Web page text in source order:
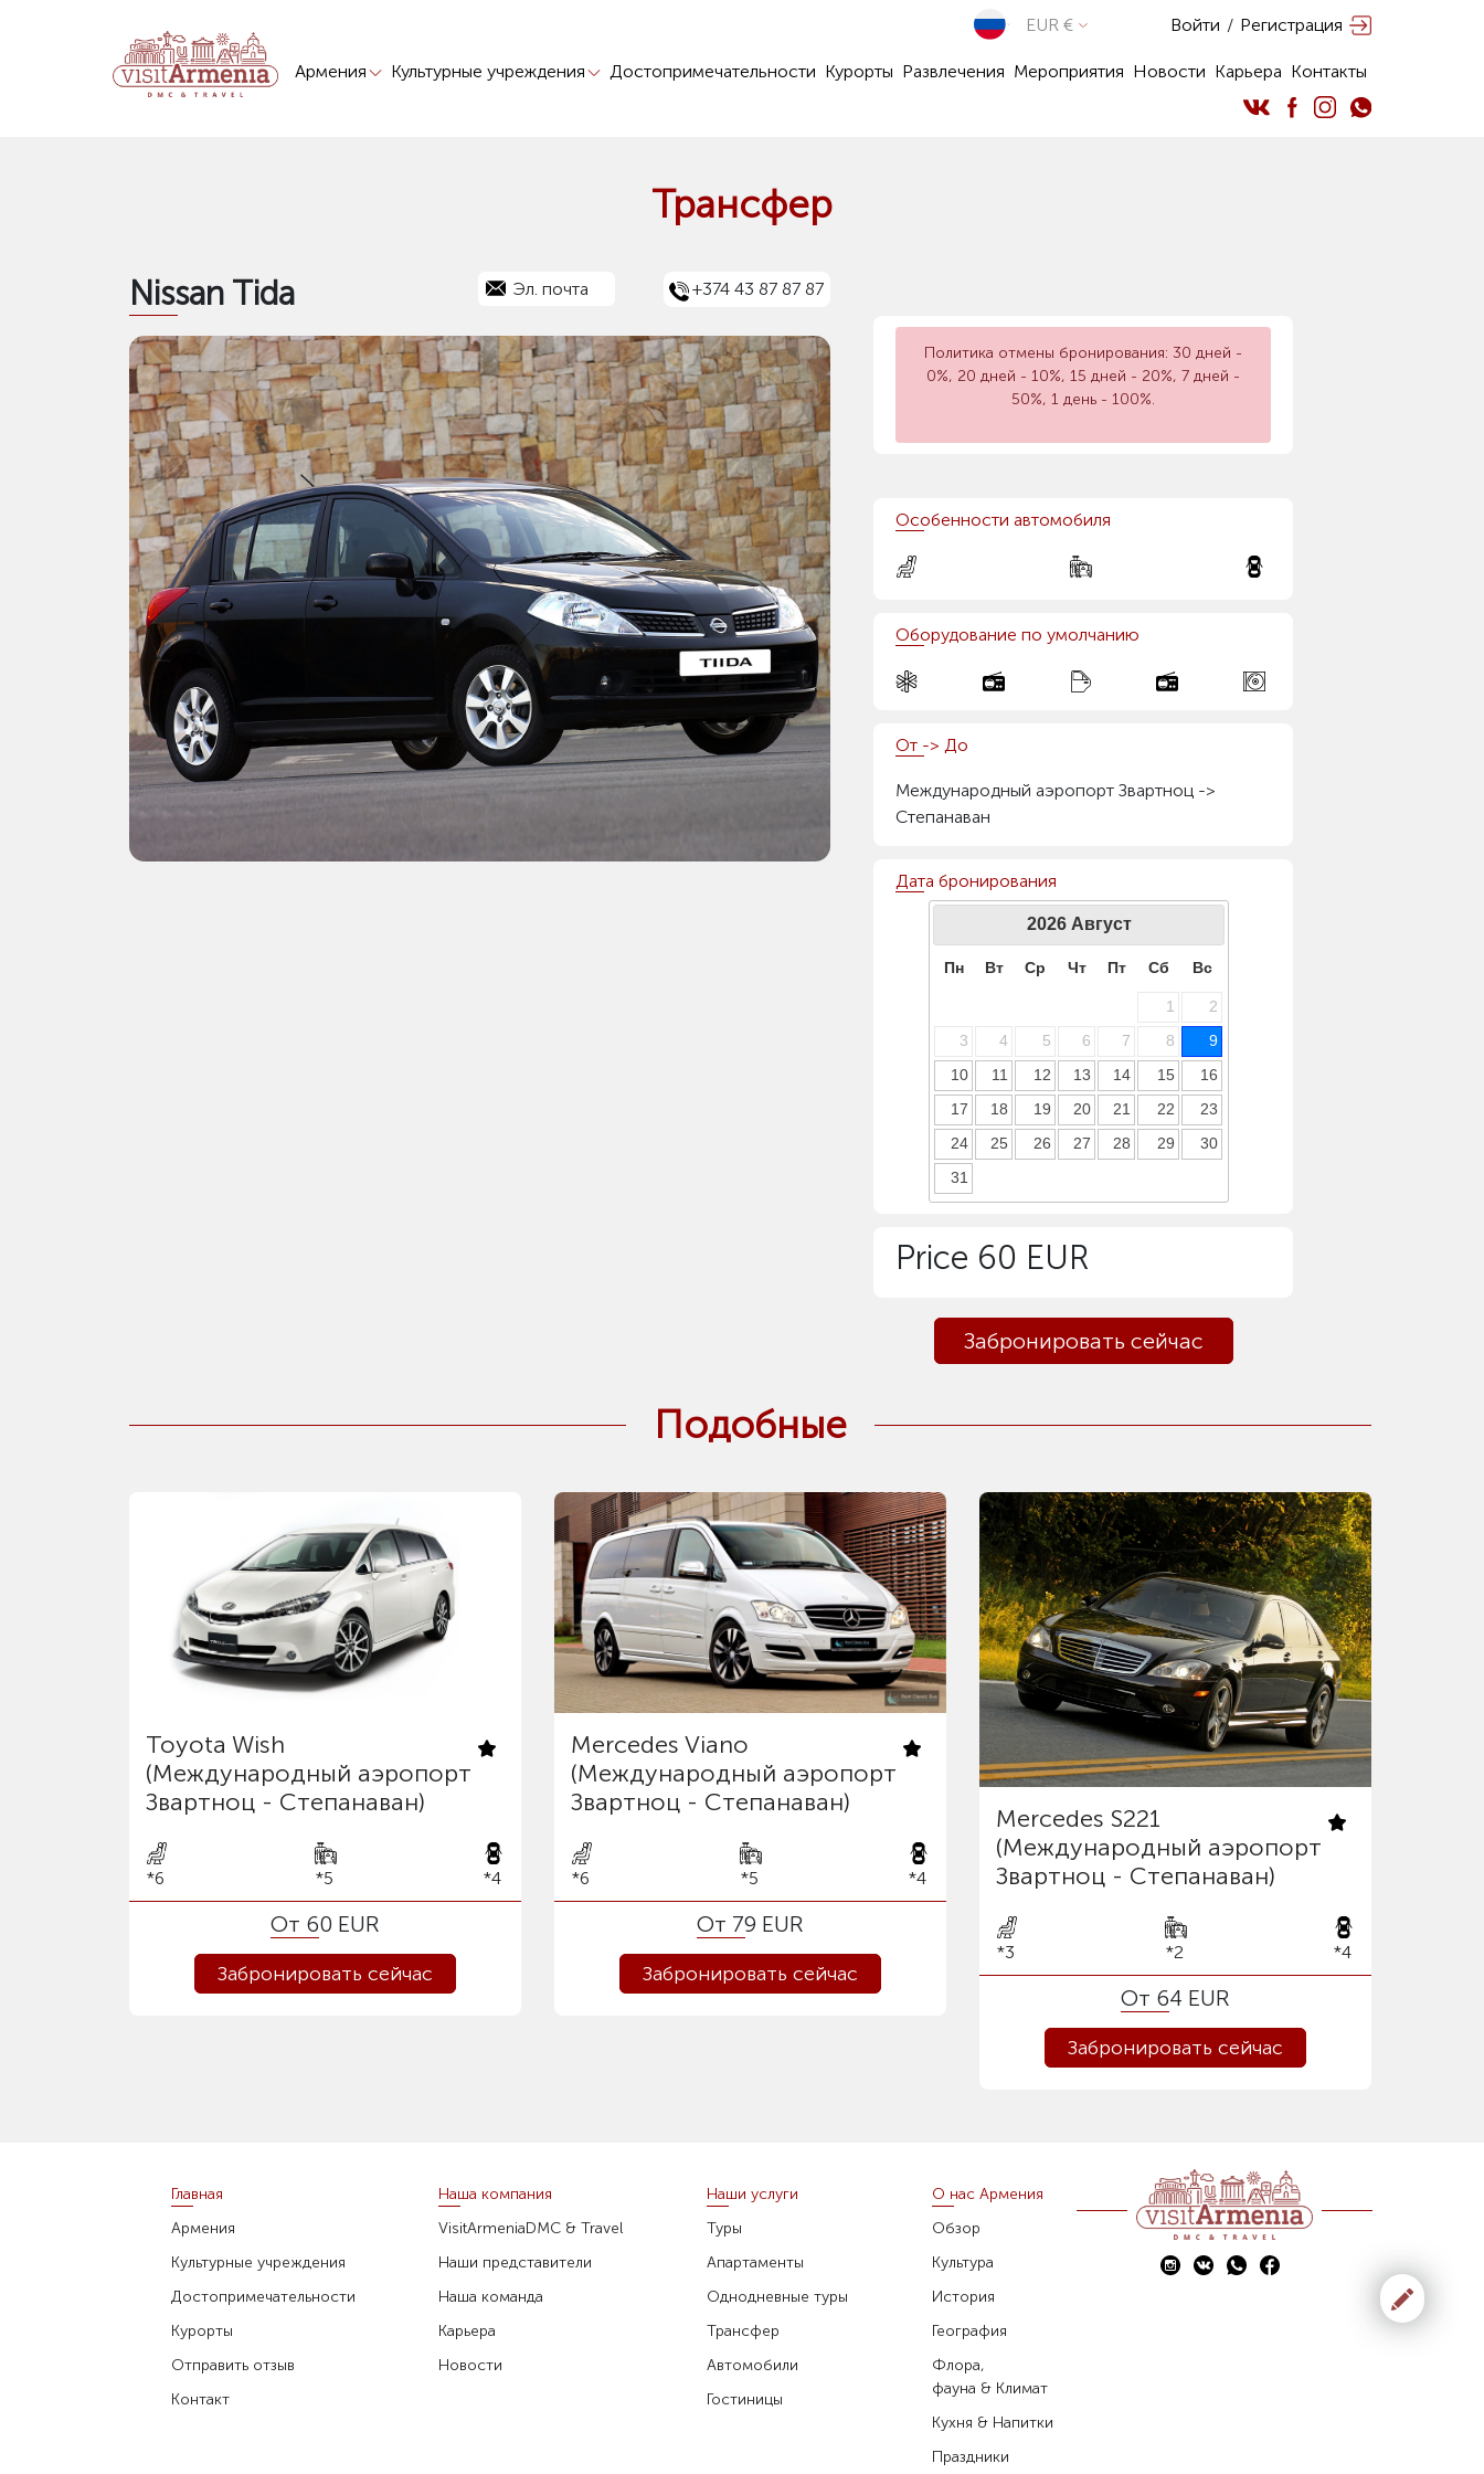
EUR € Войти / Регистрация
Армения Культурные учреждения Достопримечательности Курорты Развлечения Мероприятия Новости Карьера Контакты
Трансфер
Nissan Tida Эл. почта +374 43 87 87 87
Политика отмены бронирования: 30 дней -
0%, 20 дней - 10%, 15 дней - 20%, 7 дней -
50%, 1 день - 100%.
Особенности автомобиля
Оборудование по умолчанию
От -> До
Международный аэропорт Звартноц ->
Степанаван
Дата бронирования
2026 Август
Пн Вт Ср Чт Пт Сб Вс
1
2
3
4 5 6 7 8
9
10
11 12 13 14 15
16
17
18 19 20 21 22
23
24
25 26 27 28 29
30
31
Price 60 EUR
Забронировать сейчас
Подобные
Toyota Wish
(Международный аэропорт
Звартноц - Степанаван)
*6 *5 *4
От 60 EUR
Забронировать сейчас
Mercedes Viano
(Международный аэропорт
Звартноц - Степанаван)
*6 *5 *4
От 79 EUR
Забронировать сейчас
Mercedes S221
(Международный аэропорт
Звартноц - Степанаван)
*3 *2 *4
От 64 EUR
Забронировать сейчас
Главная
Армения
Культурные учреждения
Достопримечательности
Курорты
Отправить отзыв
Контакт
Наша компания
VisitArmeniaDMC & Travel
Наши представители
Наша команда
Карьера
Новости
Наши услуги
Туры
Апартаменты
Однодневные туры
Трансфер
Автомобили
Гостиницы
О нас Армения
Обзор
Культура
История
География
Флора,
фауна & Климат
Кухня & Напитки
Праздники